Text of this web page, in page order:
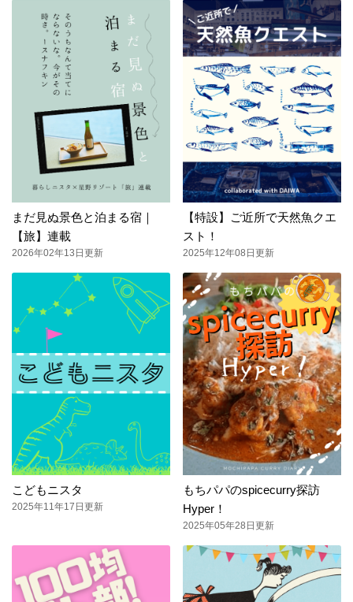
まだ見ぬ景色と泊まる宿｜
【旅】連載
2026年02年13日更新
【特設】ご近所で天然魚クエ
スト！
2025年12年08日更新
こどもニスタ
2025年11年17日更新
もちパパのspicecurry探訪
Hyper！
2025年05年28日更新